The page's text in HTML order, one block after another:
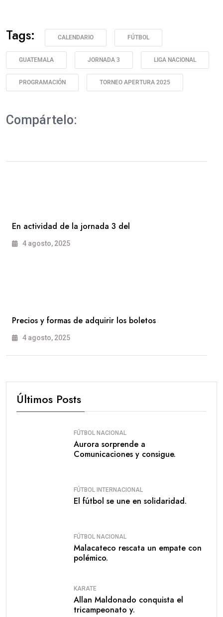
Tags: CALENDARIO FÚTBOL
GUATEMALA JORNADA 3 LIGA NACIONAL
PROGRAMACIÓN TORNEO APERTURA 2025
Compártelo:
En actividad de la jornada 3 del
4 agosto, 2025
Precios y formas de adquirir los boletos
4 agosto, 2025
Últimos Posts
FÚTBOL NACIONAL
Aurora sorprende a
Comunicaciones y consigue.
FÚTBOL INTERNACIONAL
El fútbol se une en solidaridad.
FÚTBOL NACIONAL
Malacateco rescata un empate con
polémico.
KARATE
Allan Maldonado conquista el
tricampeonato y.